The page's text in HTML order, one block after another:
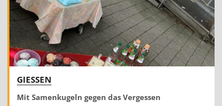
GIESSEN
Mit Samenkugeln gegen das Vergessen